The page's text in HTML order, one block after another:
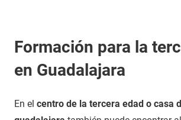
Formación para la
en Guadalajara
En el centro de la tercera edad o casa